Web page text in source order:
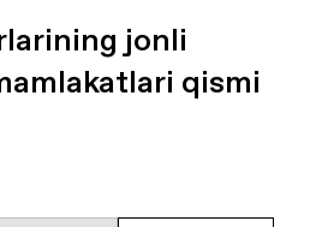
jonli
qismi